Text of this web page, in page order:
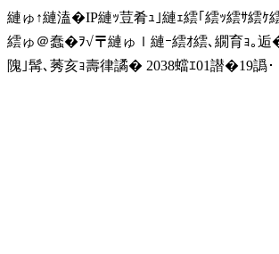
縺ゅ↑縺溘�IP縺ｯ荳肴ｭ｣縺ｪ繧｢繧ｯ繧ｻ繧
繧ゅ＠蠢�ｦ√〒縺ゅｌ縺ｰ繧ｵ繧､繝育ｮ｡
隗｣髯､莠亥ｮ壽律譎� 2038蟷ｴ01譛�19譌